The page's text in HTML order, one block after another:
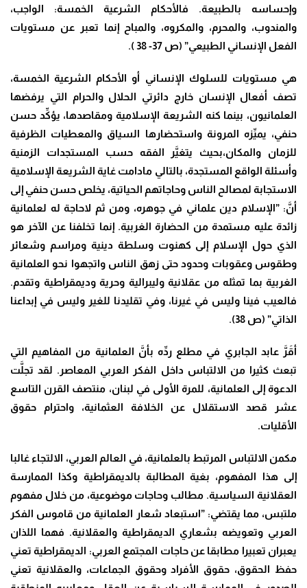
وإحساسه بالطبيعة. فالأحكام الشرعية الخمسة: الواجب،
والمندوب، والمحرم، والمكروه، والمباح إنما تعبر عن مستويات
الفعل الإنساني الطبيعي” (ص 37- 38 ).
هي مستويات للسلوك الإنساني أو الأحكام الشرعية الخمسة،
تصف أفعال الإنسان خارج دائرتي الحلال والحرام التي يرفضها
العلمانيون، بينما كنه الشريعة الإسلامية ومقاصدها، يؤكِّد حسن
حنفي، يميِّزه المرونة واستحضارها السياق والمعطيات الظرفية
للزمان والمكان،بحيث يتغيَّر الفقه حسب المستجدات الزمنية
وأسئلة الواقع المستجدة، بالتالي مادامت غاية الشريعة الإسلامية
الاستجابة لمصالح الناس وحاجاتهم الحياتية، يخلص حسن حنفي إلى
أنَّ: ”الإسلام دين علماني في جوهره، ومن ثم لاحاجة له لعلمانية
زائدة عليه مستمدة من الحضارة الغربية. إنما تخلفنا عن الآخر هو
الذي حول الإسلام إلى كهنوت وسلطة دينية ومراسم وشعائر
وطقوس وعقوبات وحدود حتى زهق الناس واتجهوا نحو العلمانية
الغربية بما تمثله من عقلانية وليبرالية وحرية وديمقراطية وتقدم.
فالعيب فينا وليس في غيرنا، وفي تقليدنا للغير وليس في إبداعنا
الذاتي” (ص 38).
أقَرَّ عابد الجابري في مطلع ردِّه بأنَّ العلمانية من المفاهيم التي
تبعث كثيرا من الالتباس داخل الفكر العربي المعاصر. لقد تجلَّت
الدعوة إلى العلمانية، للمرة الأولى في لبنان، منتصف القرن التاسع
عشر قصد الاستقلال عن الخلافة العثمانية، واحترام حقوق
الأقليات.
مكمن الالتباس المرتبط بالعلمانية، في العالم العربي، الالتجاء غالبا
إلى هذا المفهوم، بغية المطالبة بالديمقراطية وكذا الممارسة
العقلانية السياسية. مطالب وحاجات موضوعية، من خلال مفهوم
ملتبس، مما يقتضي: ”استبعاد شعار العلمانية من قاموس الفكر
العربي وتعويضه بشعاري الديمقراطية والعقلانية. فهما اللذان
يعبران تعبيرا مطابقا عن حاجات المجتمع العربي: الديمقراطية تعني
حفظ الحقوق، حقوق الأفراد وحقوق الجماعات، والعقلانية تعني